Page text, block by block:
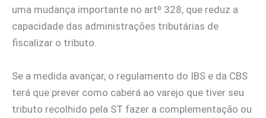
uma mudança importante no artº 328, que reduz a
capacidade das administrações tributárias de
fiscalizar o tributo.
Se a medida avançar, o regulamento do IBS e da CBS
terá que prever como caberá ao varejo que tiver seu
tributo recolhido pela ST fazer a complementação ou